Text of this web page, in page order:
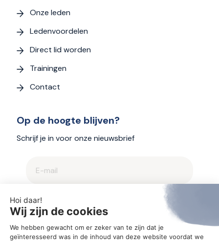
Onze leden
Ledenvoordelen
Direct lid worden
Trainingen
Contact
Op de hoogte blijven?
Schrijf je in voor onze nieuwsbrief